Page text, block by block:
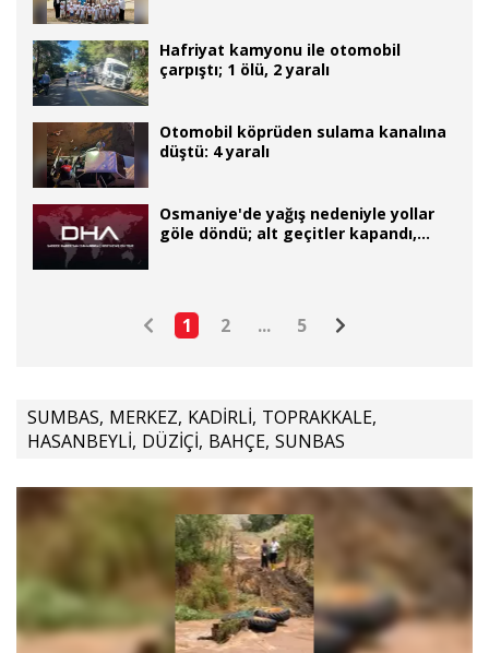
Hafriyat kamyonu ile otomobil
çarpıştı; 1 ölü, 2 yaralı
Otomobil köprüden sulama kanalına
düştü: 4 yaralı
Osmaniye'de yağış nedeniyle yollar
göle döndü; alt geçitler kapandı,
1 2 ... 5
SUMBAS, MERKEZ, KADİRLİ, TOPRAKKALE,
HASANBEYLİ, DÜZİÇİ, BAHÇE, SUNBAS